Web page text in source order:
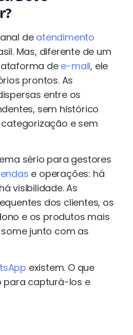
deatendimento
Mas, diferente de um
dee-mail, ele
prontos. As
entre os
sem histórico
e sem
sério para gestores
e operações: há
visibilidade. As
dos clientes, os
e os produtos mais
junto com as
existem. O que
para capturá-los e